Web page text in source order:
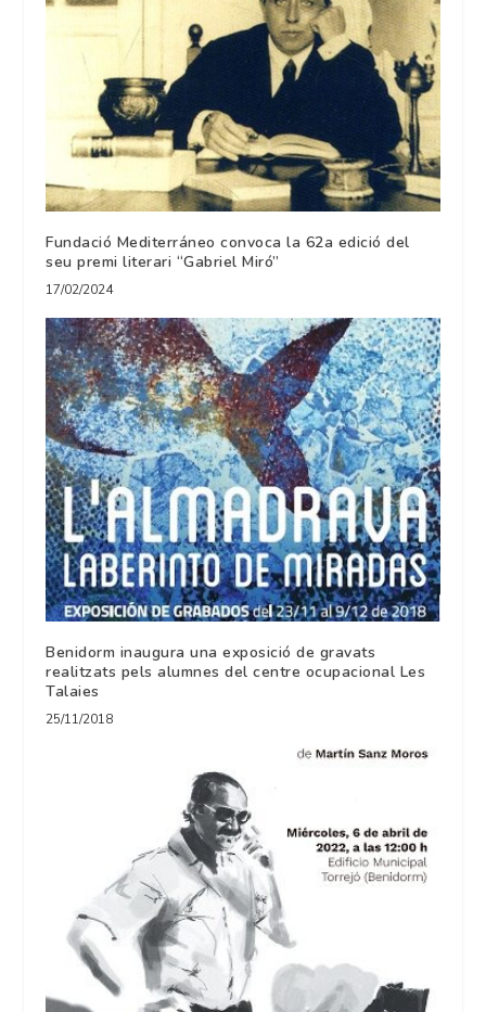
Fundació Mediterráneo convoca la 62a edició del
seu premi literari “Gabriel Miró”
17/02/2024
Benidorm inaugura una exposició de gravats
realitzats pels alumnes del centre ocupacional Les
Talaies
25/11/2018